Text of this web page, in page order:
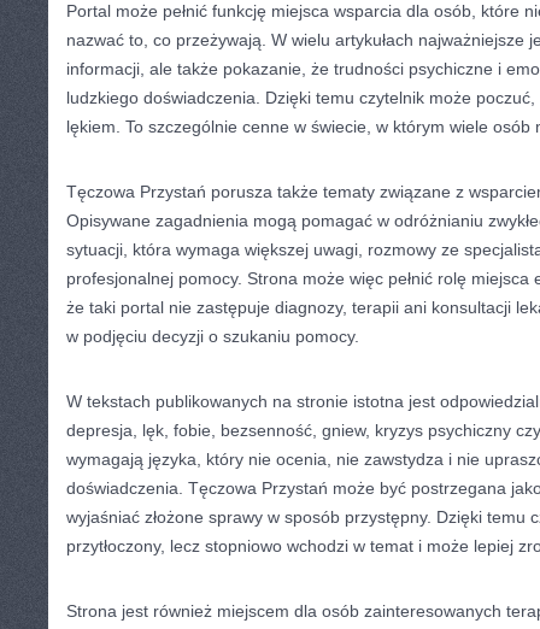
Portal może pełnić funkcję miejsca wsparcia dla osób, które
nazwać to, co przeżywają. W wielu artykułach najważniejsze
informacji, ale także pokazanie, że trudności psychiczne i
ludzkiego doświadczenia. Dzięki temu czytelnik może
lękiem. To szczególnie cenne w świecie, w którym wiele osób
Tęczowa Przystań porusza także tematy związane z
Opisywane zagadnienia mogą pomagać w odróżnianiu
sytuacji, która wymaga większej uwagi, rozmowy ze
profesjonalnej pomocy. Strona może więc pełnić rolę miejsca
że taki portal nie zastępuje diagnozy, terapii ani konsultacji
w podjęciu decyzji o szukaniu pomocy.
W tekstach publikowanych na stronie istotna jest
depresja, lęk, fobie, bezsenność, gniew, kryzys psychiczny
wymagają języka, który nie ocenia, nie zawstydza i nie
doświadczenia. Tęczowa Przystań może być postrzegana
wyjaśniać złożone sprawy w sposób przystępny. Dzięki temu
przytłoczony, lecz stopniowo wchodzi w temat i może lepiej
Strona jest również miejscem dla osób zainteresowanych